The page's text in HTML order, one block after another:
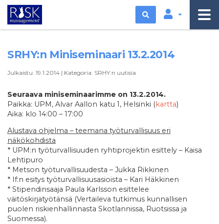
Etsi
SRHY:n Miniseminaari 13.2.2014
Julkaistu: 19.1.2014 | Kategoria: SRHY:n uutisia
Seuraava miniseminaarimme on 13.2.2014.
Paikka: UPM, Alvar Aallon katu 1, Helsinki (kartta)
Aika: klo 14:00 – 17:00
Alustava ohjelma – teemana työturvallisuus eri
näkökohdista
* UPM:n työturvallisuuden ryhtiprojektin esittely – Kaisa
Lehtipuro
* Metson työturvallisuudesta – Jukka Rikkinen
* If:n esitys työturvallisuusasioista – Kari Häkkinen
* Stipendinsaaja Paula Karlsson esittelee
väitöskirjatyötänsä (Vertaileva tutkimus kunnallisen
puolen riskienhallinnasta Skotlannissa, Ruotsissa ja
Suomessa).